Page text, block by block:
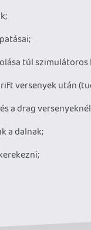
túl szimulátoros
versenyek után
a drag
a dalnak;